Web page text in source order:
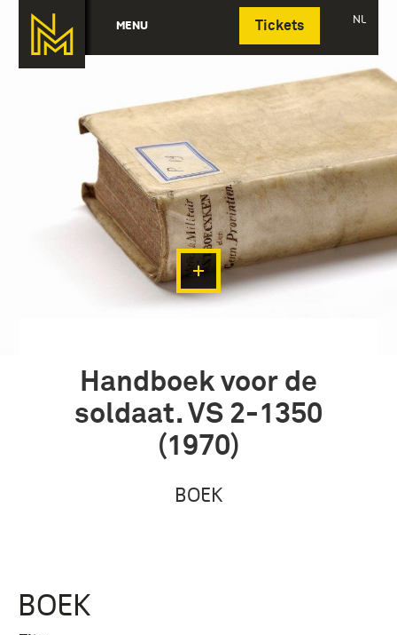
MENU Tickets NL
Deutsch
Handboek voor de
soldaat. VS 2-1350
(1970)
BOEK
BOEK